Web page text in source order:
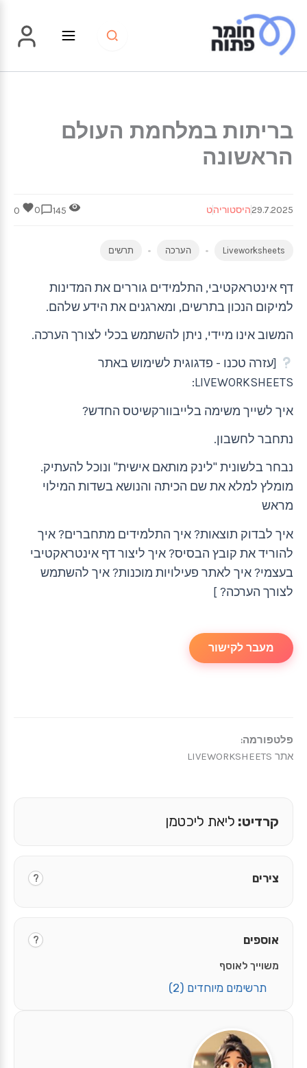
לתוכן
בריתות במלחמת העולם
הראשונה
29.7.2025היסטוריהט 0
Liveworksheets הערכה תרשים
דף אינטראקטיבי, התלמידים גוררים את המדינות
למיקום הנכון בתרשים, ומארגנים את הידע שלהם.
המשוב אינו מיידי, ניתן להשתמש בכלי לצורך הערכה.
[עזרה טכנו - פדגוגית לשימוש באתר
LIVEWORKSHEETS:
איך לשייך משימה בלייבוורקשיטס החדש?
נתחבר לחשבון.
נבחר בלשונית "לינק מותאם אישית" ונוכל להעתיק.
מומלץ למלא את שם הכיתה והנושא בשדות המילוי
מראש
איך לבדוק תוצאות? איך התלמידים מתחברים? איך
להוריד את קובץ הבסיס? איך ליצור דף אינטראקטיבי
בעצמי? איך לאתר פעילויות מוכנות? איך להשתמש
לצורך הערכה? ]
מעבר לקישור
פלטפורמה:
אתר LIVEWORKSHEETS
קרדיט: ליאת ליכטמן
צירים ?
אוספים ?
משוייך לאוסף
תרשימים מיוחדים (2)